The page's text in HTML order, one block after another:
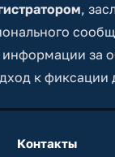
,
за
к фиксации
Контакты